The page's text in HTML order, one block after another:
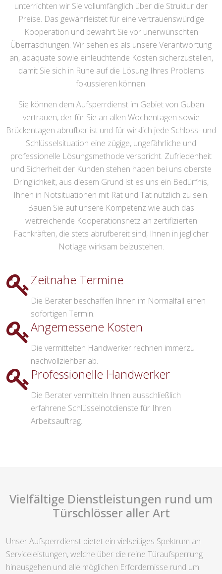
unterrichten wir Sie vollumfänglich über die Struktur der
Preise. Das gewährleistet für eine vertrauenswürdige
Kooperation und bewahrt Sie vor unerwünschten
Überraschungen. Wir sehen es als unsere Verantwortung
an, adäquate sowie einleuchtende Kosten sicherzustellen,
damit Sie sich in Ruhe auf die Lösung Ihres Problems
fokussieren können.
Sie können dem Aufsperrdienst im Gebiet von Guben
vertrauen, der für Sie an allen Wochentagen sowie
Brückentagen abrufbar ist und für wirklich jede Schloss- und
Schlüsselsituation eine zügige, ungefährliche und
professionelle Lösungsmethode verspricht. Zufriedenheit
und Sicherheit der Kunden stehen haben bei uns oberste
Dringlichkeit, aus diesem Grund ist es uns ein Bedürfnis,
Ihnen in Notsituationen mit Rat und Tat nützlich zu sein.
Bauen Sie auf unsere Kompetenz wie auch das
weitreichende Kooperationsnetz an zertifizierten
Fachkräften, die stets abrufbereit sind, Ihnen in jeglicher
Notlage wirksam beizustehen.
Zeitnahe Termine
Die Berater beschaffen Ihnen im Normalfall einen
sofortigen Termin.
Angemessene Kosten
Die vermittelten Handwerker rechnen immerzu
nachvollziehbar ab.
Professionelle Handwerker
Die Berater vermitteln Ihnen ausschließlich
erfahrene Schlüsselnotdienste für Ihren
Arbeitsauftrag.
Vielfältige Dienstleistungen rund um
Türschlösser aller Art
Unser Aufsperrdienst bietet ein vielseitiges Spektrum an
Serviceleistungen, welche über die reine Türaufsperrung
hinausgehen und alle möglichen Erfordernisse rund um